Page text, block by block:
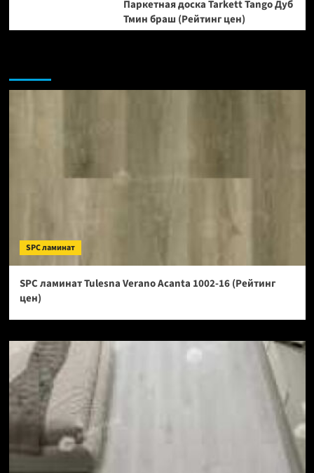
Паркетная доска Tarkett Tango Дуб
Тмин браш (Рейтинг цен)
SPC ламинат
SPC ламинат Tulesna Verano Acanta 1002-16 (Рейтинг
цен)